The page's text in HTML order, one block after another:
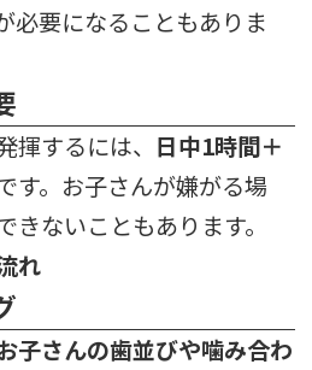
必要になることもありま
揮するには、 日中1時間＋
す。お子さんが嫌がる場
ないこともあります。
れ
子さんの歯並びや噛み合わ